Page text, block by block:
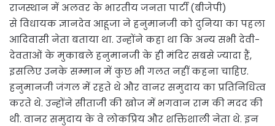
राजस्थान में अलवर के भारतीय जनता पार्टी (बीजेपी)
से विधायक ज्ञानदेव आहूजा ने हनुमानजी को दुनिया का पहला
आदिवासी नेता बताया था. उन्होंने कहा था कि अन्य सभी देवी-
देवताओं के मुकाबले हनुमानजी के ही मंदिर सबसे ज्यादा हैं,
इसलिए उनके सम्मान में कुछ भी गलत नहीं कहना चाहिए.
हनुमानजी जंगल में रहते थे और वानर समुदाय का प्रतिनिधित्व
करते थे. उन्होंने सीताजी की खोज में भगवान राम की मदद की
थी. वानर समुदाय के वे लोकप्रिय और शक्तिशाली नेता थे. इन